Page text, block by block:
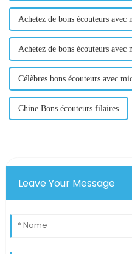
Achetez de bons écouteurs avec
Achetez de bons écouteurs avec
Célèbres bons écouteurs avec
Chine Bons écouteurs filaires
Leave Your Message